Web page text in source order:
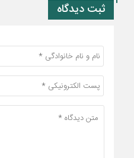
ثبت دیدگاه